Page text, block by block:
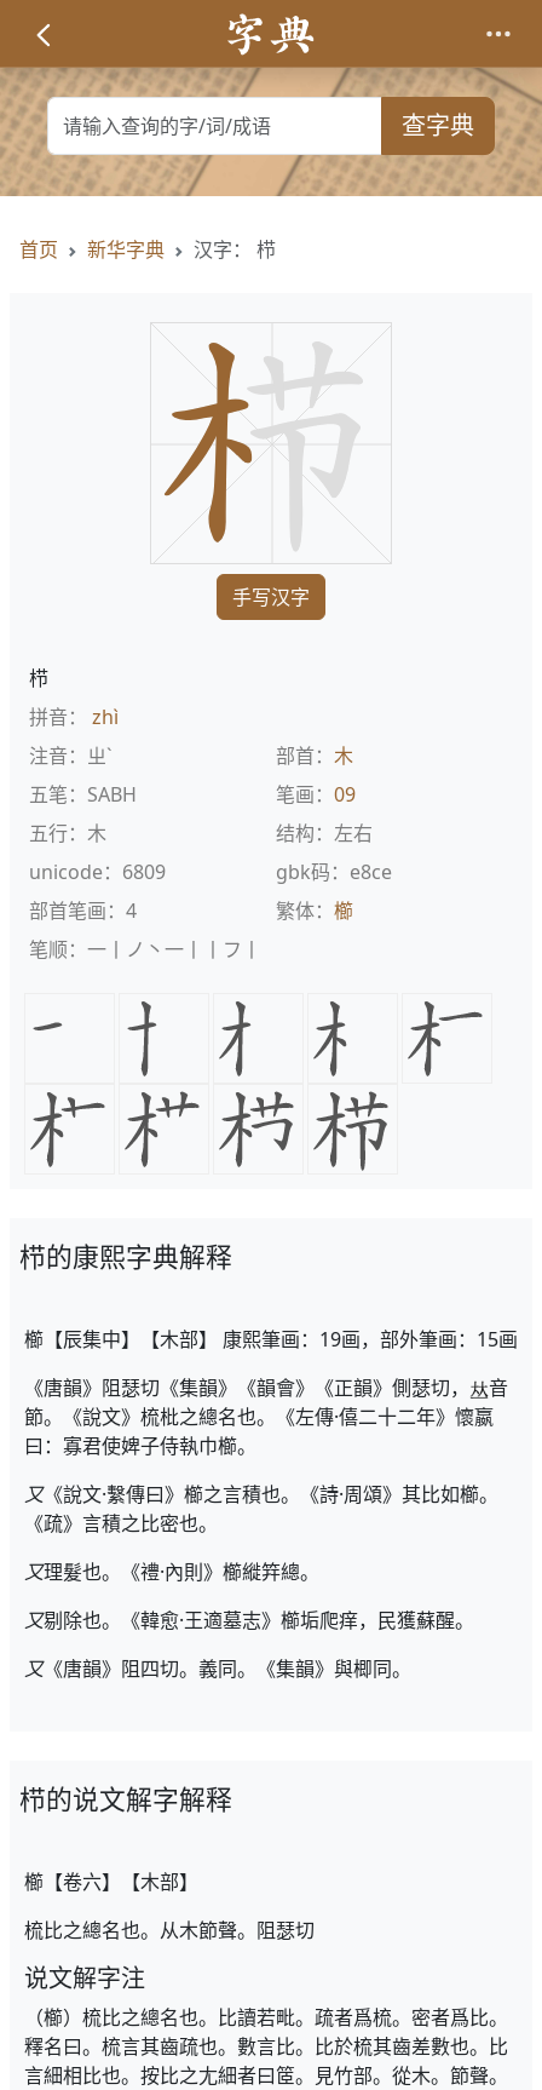
查字典
首页 新华字典 汉字： 栉
手写汉字
栉
拼音： zhì
注音：ㄓˋ
部首： 木
五笔：SABH
笔画： 09
五行：木
结构：左右
unicode：6809
gbk码：e8ce
部首笔画：4
繁体： 櫛
笔顺：一丨ノ丶一丨丨フ丨
栉的康熙字典解释
櫛【辰集中】【木部】 康熙筆画：19画，部外筆画：15画
《唐韻》阻瑟切《集韻》《韻會》《正韻》側瑟切，
音
節。《說文》梳枇之總名也。《左傳·僖二十二年》懷嬴
曰：寡君使婢子侍執巾櫛。
又《說文·繫傳曰》櫛之言積也。《詩·周頌》其比如櫛。
《疏》言積之比密也。
又理髮也。《禮·內則》櫛縰筓總。
又剔除也。《韓愈·王適墓志》櫛垢爬痒，民獲蘇醒。
又《唐韻》阻四切。義同。《集韻》與楖同。
栉的说文解字解释
櫛【卷六】【木部】
梳比之總名也。从木節聲。阻瑟切
说文解字注
（櫛）梳比之總名也。比讀若毗。疏者爲梳。密者爲比。
釋名曰。梳言其齒疏也。數言比。比於梳其齒差數也。比
言細相比也。按比之尢細者曰䇫。見竹部。從木。節聲。